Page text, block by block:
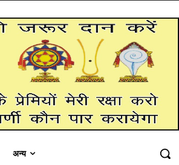
अन्य